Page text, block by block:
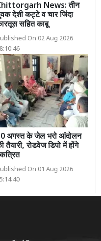
News: तीन
देशी कट्टे व चार जिंदा
सहित काबू
On 02 Aug 2026
अगस्त के जेल भरो आंदोलन
तैयारी, रोडवेज डिपो में होंगे
On 01 Aug 2026